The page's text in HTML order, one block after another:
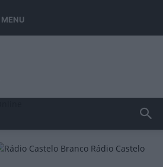
MENU
Rádio Castelo